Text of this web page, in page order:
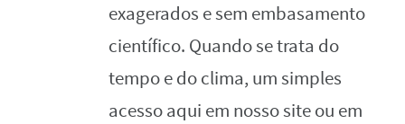
exagerados e sem embasamento
científico. Quando se trata do
tempo e do clima, um simples
acesso aqui em nosso site ou em